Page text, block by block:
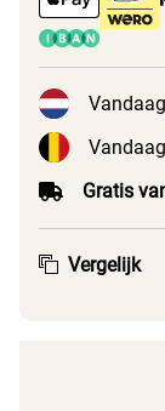
Gratis
Vergelijk